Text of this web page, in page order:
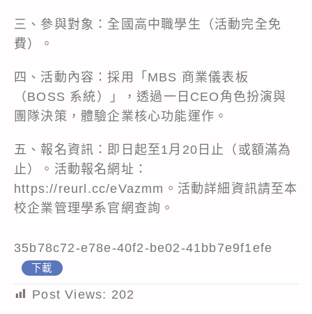
三、參與對象：全國高中職學生（活動完全免
費）。
四、活動內容：採用「MBS 商業儀表板
（BOSS 系統）」，透過一日CEO角色扮演與
團隊決策，體驗企業核心功能運作。
五、報名資訊：即日起至1月20日止（或額滿為
止）。活動報名網址：
https://reurl.cc/eVazmm 。活動詳細資訊請至本
校企業管理學系官網查詢。
35b78c72-e78e-40f2-be02-41bb7e9f1efe
下載
Post Views: 202